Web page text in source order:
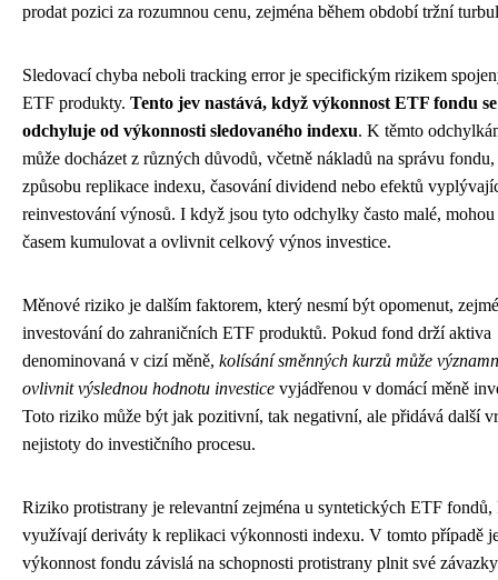
prodat pozici za rozumnou cenu, zejména během období tržní
Sledovací chyba neboli tracking error je specifickým rizikem
ETF produkty. Tento jev nastává, když výkonnost ETF fondu se
odchyluje od výkonnosti sledovaného indexu. K těmto
může docházet z různých důvodů, včetně nákladů na správu fondu,
způsobu replikace indexu, časování dividend nebo efektů
reinvestování výnosů. I když jsou tyto odchylky často malé, mohou
časem kumulovat a ovlivnit celkový výnos investice.
Měnové riziko je dalším faktorem, který nesmí být opomenut,
investování do zahraničních ETF produktů. Pokud fond drží aktiva
denominovaná v cizí měně, kolísání směnných kurzů může
ovlivnit výslednou hodnotu investice vyjádřenou v domácí měně
Toto riziko může být jak pozitivní, tak negativní, ale přidává další
nejistoty do investičního procesu.
Riziko protistrany je relevantní zejména u syntetických ETF fondů,
využívají deriváty k replikaci výkonnosti indexu. V tomto případě
výkonnost fondu závislá na schopnosti protistrany plnit své